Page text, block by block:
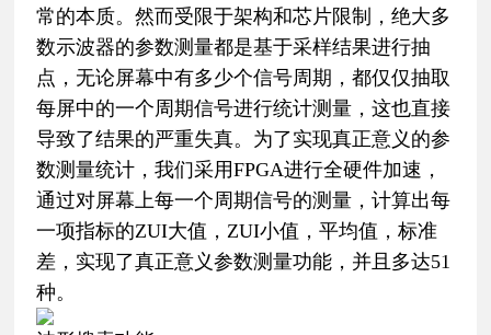
常的本质。然而受限于架构和芯片限制，绝大多
数示波器的参数测量都是基于采样结果进行抽
点，无论屏幕中有多少个信号周期，都仅仅抽取
每屏中的一个周期信号进行统计测量，这也直接
导致了结果的严重失真。为了实现真正意义的参
数测量统计，我们采用FPGA进行全硬件加速，
通过对屏幕上每一个周期信号的测量，计算出每
一项指标的ZUI大值，ZUI小值，平均值，标准
差，实现了真正意义参数测量功能，并且多达51
种。